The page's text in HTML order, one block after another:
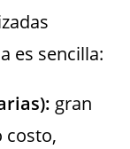
es sencilla:
gran
costo,